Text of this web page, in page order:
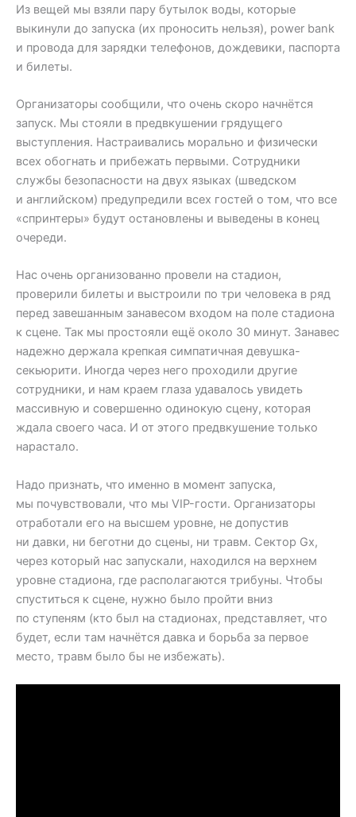
Из вещей мы взяли пару бутылок воды, которые
выкинули до запуска (их проносить нельзя), power bank
и провода для зарядки телефонов, дождевики, паспорта
и билеты.
Организаторы сообщили, что очень скоро начнётся
запуск. Мы стояли в предвкушении грядущего
выступления. Настраивались морально и физически
всех обогнать и прибежать первыми. Сотрудники
службы безопасности на двух языках (шведском
и английском) предупредили всех гостей о том, что все
«спринтеры» будут остановлены и выведены в конец
очереди.
Нас очень организованно провели на стадион,
проверили билеты и выстроили по три человека в ряд
перед завешанным занавесом входом на поле стадиона
к сцене. Так мы простояли ещё около 30 минут. Занавес
надежно держала крепкая симпатичная девушка-
секьюрити. Иногда через него проходили другие
сотрудники, и нам краем глаза удавалось увидеть
массивную и совершенно одинокую сцену, которая
ждала своего часа. И от этого предвкушение только
нарастало.
Надо признать, что именно в момент запуска,
мы почувствовали, что мы VIP-гости. Организаторы
отработали его на высшем уровне, не допустив
ни давки, ни беготни до сцены, ни травм. Сектор Gx,
через который нас запускали, находился на верхнем
уровне стадиона, где располагаются трибуны. Чтобы
спуститься к сцене, нужно было пройти вниз
по ступеням (кто был на стадионах, представляет, что
будет, если там начнётся давка и борьба за первое
место, травм было бы не избежать).